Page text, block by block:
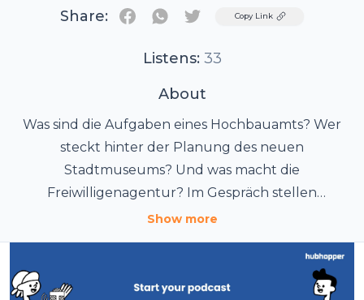
Share: TwitterCopy Link
Listens: 33
About
Was sind die Aufgaben eines Hochbauamts? Wer
steckt hinter der Planung des neuen
Stadtmuseums? Und was macht die
Freiwilligenagentur? Im Gespräch stellen
Abteilungsleiter und Mitarbeiter die Arbeit der
Show more